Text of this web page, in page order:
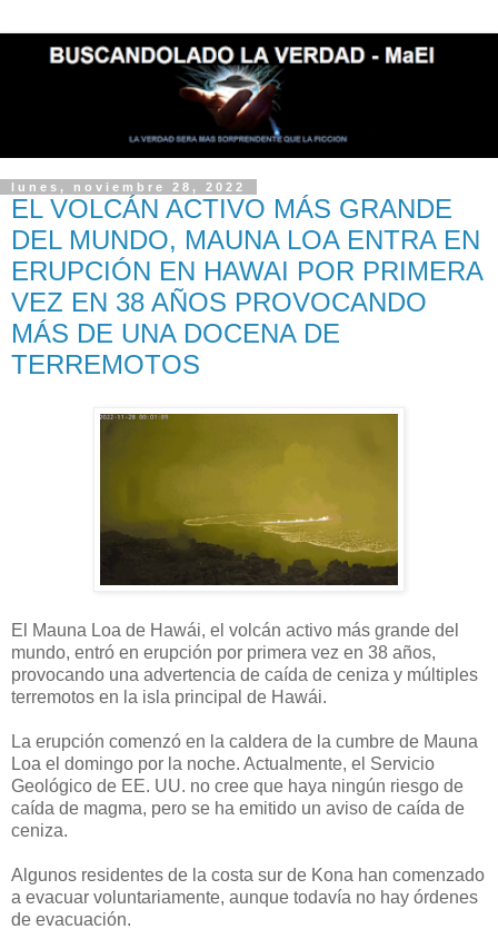
lunes, noviembre 28, 2022
EL VOLCÁN ACTIVO MÁS GRANDE
DEL MUNDO, MAUNA LOA ENTRA EN
ERUPCIÓN EN HAWAI POR PRIMERA
VEZ EN 38 AÑOS PROVOCANDO
MÁS DE UNA DOCENA DE
TERREMOTOS
El Mauna Loa de Hawái, el volcán activo más grande del
mundo, entró en erupción por primera vez en 38 años,
provocando una advertencia de caída de ceniza y múltiples
terremotos en la isla principal de Hawái.
La erupción comenzó en la caldera de la cumbre de Mauna
Loa el domingo por la noche. Actualmente, el Servicio
Geológico de EE. UU. no cree que haya ningún riesgo de
caída de magma, pero se ha emitido un aviso de caída de
ceniza.
Algunos residentes de la costa sur de Kona han comenzado
a evacuar voluntariamente, aunque todavía no hay órdenes
de evacuación.